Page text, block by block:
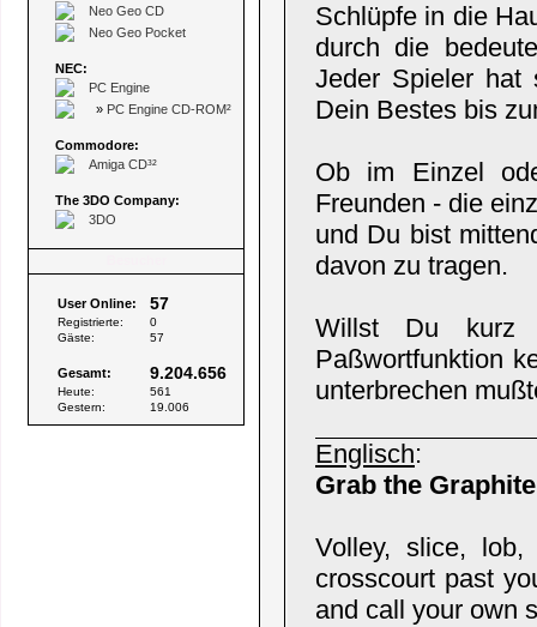
Neo Geo CD
Neo Geo Pocket
NEC:
PC Engine
» PC Engine CD-ROM²
Commodore:
Amiga CD³²
The 3DO Company:
3DO
User Online: 57
Registrierte:
0
Gäste:
57
Gesamt: 9.204.656
Heute:
561
Gestern:
19.006
Schlüpfe in die
durch die
Jeder Spieler hat
Dein Bestes bis
Ob im Einzel
Freunden - die
und Du bist
davon zu tragen.
Willst Du kurz
Paßwortfunktion
unterbrechen
Englisch:
Grab the
Volley, slice,
crosscourt past
and call your own